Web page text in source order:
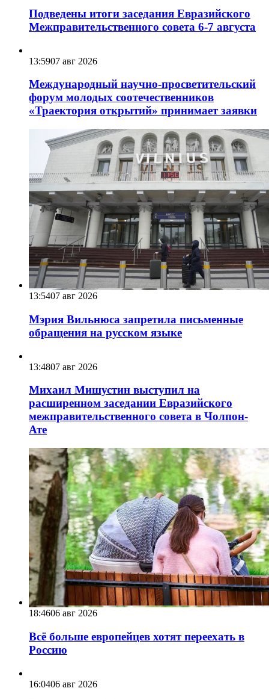
Подведены итоги заседания Евразийского
Межправительственного совета 6-7 августа
13:5907 авг 2026
Международный научно-просветительский
форум молодых соотечественников
«Траектория открытий» принимает заявки
13:5407 авг 2026
Мэрия Вильнюса запретила письменные
обращения на русском языке
13:4807 авг 2026
Михаил Мишустин выступил на
расширенном заседании Евразийского
межправительственного совета в Чолпон-
Ате
18:4606 авг 2026
Всё больше европейцев хотят переехать в
Россию
16:0406 авг 2026